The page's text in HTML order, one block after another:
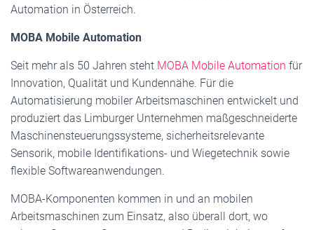
Automation in Österreich.
MOBA Mobile Automation
Seit mehr als 50 Jahren steht MOBA Mobile Automation für
Innovation, Qualität und Kundennähe. Für die
Automatisierung mobiler Arbeitsmaschinen entwickelt und
produziert das Limburger Unternehmen maßgeschneiderte
Maschinensteuerungssysteme, sicherheitsrelevante
Sensorik, mobile Identifikations- und Wiegetechnik sowie
flexible Softwareanwendungen.
MOBA-Komponenten kommen in und an mobilen
Arbeitsmaschinen zum Einsatz, also überall dort, wo